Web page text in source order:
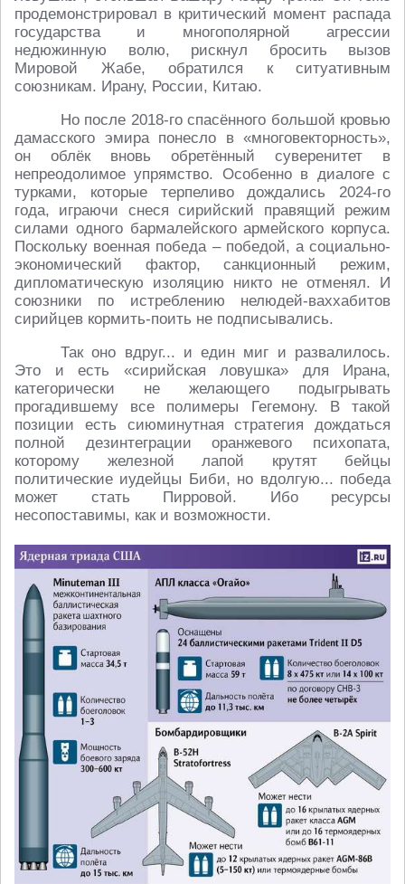
продемонстрировал в критический момент распада
государства и многополярной агрессии
недюжинную волю, рискнул бросить вызов
Мировой Жабе, обратился к ситуативным
союзникам. Ирану, России, Китаю.
Но после 2018-го спасённого большой кровью
дамасского эмира понесло в «многовекторность»,
он облёк вновь обретённый суверенитет в
непреодолимое упрямство. Особенно в диалоге с
турками, которые терпеливо дождались 2024-го
года, играючи снеся сирийский правящий режим
силами одного бармалейского армейского корпуса.
Поскольку военная победа – победой, а социально-
экономический фактор, санкционный режим,
дипломатическую изоляцию никто не отменял. И
союзники по истреблению нелюдей-ваххабитов
сирийцев кормить-поить не подписывались.
Так оно вдруг... и един миг и развалилось.
Это и есть «сирийская ловушка» для Ирана,
категорически не желающего подыгрывать
прогадившему все полимеры Гегемону. В такой
позиции есть сиюминутная стратегия дождаться
полной дезинтеграции оранжевого психопата,
которому железной лапой крутят бейцы
политические иудейцы Биби, но вдолгую... победа
может стать Пирровой. Ибо ресурсы
несопоставимы, как и возможности.